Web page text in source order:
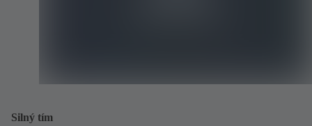
Silný tím